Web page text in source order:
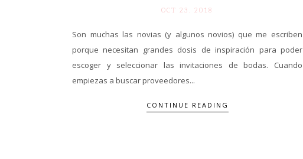
OCT 23. 2018
Son muchas las novias (y algunos novios) que me escriben
porque necesitan grandes dosis de inspiración para poder
escoger y seleccionar las invitaciones de bodas. Cuando
empiezas a buscar proveedores...
CONTINUE READING